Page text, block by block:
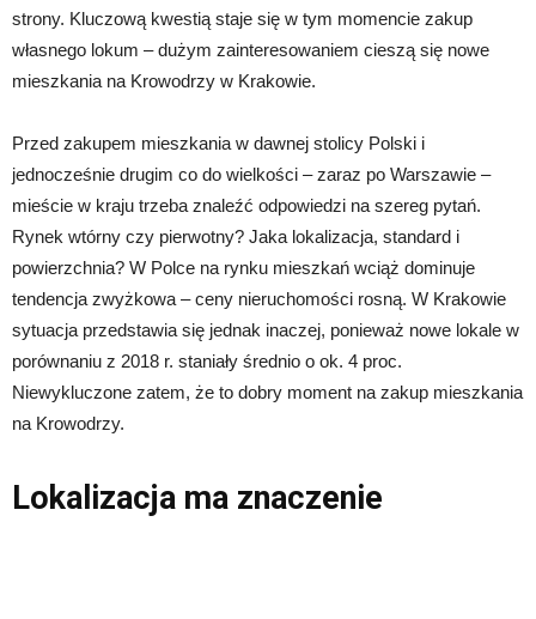
strony. Kluczową kwestią staje się w tym momencie zakup
własnego lokum – dużym zainteresowaniem cieszą się nowe
mieszkania na Krowodrzy w Krakowie.
Przed zakupem mieszkania w dawnej stolicy Polski i
jednocześnie drugim co do wielkości – zaraz po Warszawie –
mieście w kraju trzeba znaleźć odpowiedzi na szereg pytań.
Rynek wtórny czy pierwotny? Jaka lokalizacja, standard i
powierzchnia? W Polce na rynku mieszkań wciąż dominuje
tendencja zwyżkowa – ceny nieruchomości rosną. W Krakowie
sytuacja przedstawia się jednak inaczej, ponieważ nowe lokale w
porównaniu z 2018 r. staniały średnio o ok. 4 proc.
Niewykluczone zatem, że to dobry moment na zakup mieszkania
na Krowodrzy.
Lokalizacja ma znaczenie